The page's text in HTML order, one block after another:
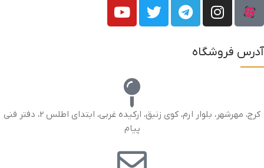
آدرس فروشگاه
کرج، مهرشهر، بلوار ارم، کوی زنبق، ارکیده غربی، ابتدای اطلس 2، دفتر فنی
پیام